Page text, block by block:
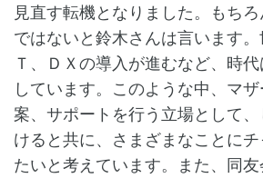
見直す転機となりました。もち
ではないと鈴木さんは言います。
Ｔ、ＤＸの導入が進むなど、時
しています。このような中、マ
案、サポートを行う立場として
けると共に、さまざまなことに
たいと考えています。また、同